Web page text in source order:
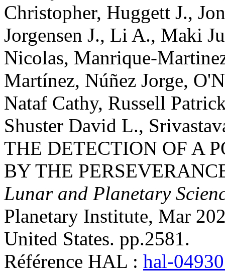
Christopher, Huggett J.,
Jorgensen J., Li A., Maki
Nicolas, Manrique-
Martínez, Núñez Jorge,
Nataf Cathy, Russell
Shuster David L.,
THE DETECTION OF A
BY THE
Lunar and Planetary
Planetary Institute, Mar
United States. pp.2581.
Référence HAL : hal-